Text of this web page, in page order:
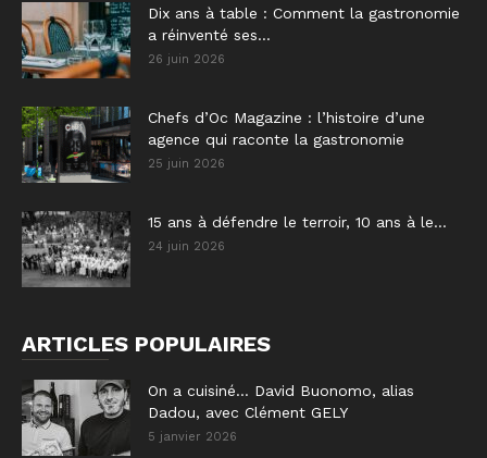
Dix ans à table : Comment la gastronomie
a réinventé ses...
26 juin 2026
Chefs d’Oc Magazine : l’histoire d’une
agence qui raconte la gastronomie
25 juin 2026
15 ans à défendre le terroir, 10 ans à le...
24 juin 2026
ARTICLES POPULAIRES
On a cuisiné… David Buonomo, alias
Dadou, avec Clément GELY
5 janvier 2026